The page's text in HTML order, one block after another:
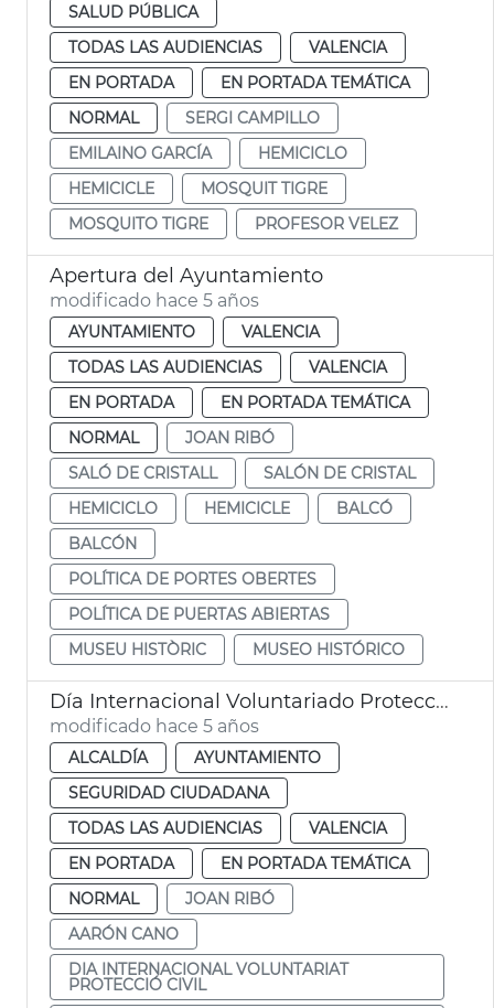
SALUD PÚBLICA
TODAS LAS AUDIENCIAS
VALENCIA
EN PORTADA
EN PORTADA TEMÁTICA
NORMAL
SERGI CAMPILLO
EMILAINO GARCÍA
HEMICICLO
HEMICICLE
MOSQUIT TIGRE
MOSQUITO TIGRE
PROFESOR VELEZ
Apertura del Ayuntamiento
modificado hace 5 años
AYUNTAMIENTO
VALENCIA
TODAS LAS AUDIENCIAS
VALENCIA
EN PORTADA
EN PORTADA TEMÁTICA
NORMAL
JOAN RIBÓ
SALÓ DE CRISTALL
SALÓN DE CRISTAL
HEMICICLO
HEMICICLE
BALCÓ
BALCÓN
POLÍTICA DE PORTES OBERTES
POLÍTICA DE PUERTAS ABIERTAS
MUSEU HISTÒRIC
MUSEO HISTÓRICO
Día Internacional Voluntariado Protección Civil
modificado hace 5 años
ALCALDÍA
AYUNTAMIENTO
SEGURIDAD CIUDADANA
TODAS LAS AUDIENCIAS
VALENCIA
EN PORTADA
EN PORTADA TEMÁTICA
NORMAL
JOAN RIBÓ
AARÓN CANO
DIA INTERNACIONAL VOLUNTARIAT
PROTECCIÓ CIVIL